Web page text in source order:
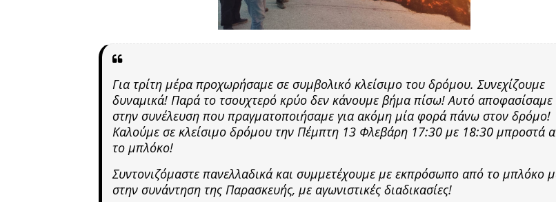
Για τρίτη μέρα προχωρήσαμε σε συμβολικό κλείσιμο του δρόμου. Συνεχίζουμε
δυναμικά! Παρά το τσουχτερό κρύο δεν κάνουμε βήμα πίσω! Αυτό αποφασίσαμε
στην συνέλευση που πραγματοποιήσαμε για ακόμη μία φορά πάνω στον δρόμο!
Καλούμε σε κλείσιμο δρόμου την Πέμπτη 13 Φλεβάρη 17:30 με 18:30 μπροστά
το μπλόκο!
Συντονιζόμαστε πανελλαδικά και συμμετέχουμε με εκπρόσωπο από το μπλόκο
στην συνάντηση της Παρασκευής, με αγωνιστικές διαδικασίες!